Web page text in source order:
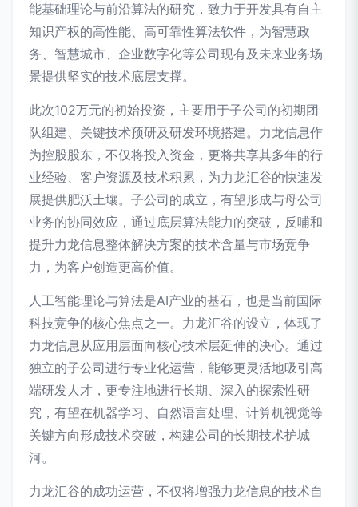
能基础理论与前沿算法的研究，致力于开发具有自主
知识产权的高性能、高可靠性算法软件，为智慧政
务、智慧城市、企业数字化等公司现有及未来业务场
景提供坚实的技术底层支撑。
此次102万元的初始投资，主要用于子公司的初期团
队组建、关键技术预研及研发环境搭建。力龙信息作
为控股股东，不仅将投入资金，更将共享其多年的行
业经验、客户资源及技术积累，为力龙汇谷的快速发
展提供肥沃土壤。子公司的成立，有望形成与母公司
业务的协同效应，通过底层算法能力的突破，反哺和
提升力龙信息整体解决方案的技术含量与市场竞争
力，为客户创造更高价值。
人工智能理论与算法是AI产业的基石，也是当前国际
科技竞争的核心焦点之一。力龙汇谷的设立，体现了
力龙信息从应用层面向核心技术层延伸的决心。通过
独立的子公司进行专业化运营，能够更灵活地吸引高
端研发人才，更专注地进行长期、深入的探索性研
究，有望在机器学习、自然语言处理、计算机视觉等
关键方向形成技术突破，构建公司的长期技术护城
河。
力龙汇谷的成功运营，不仅将增强力龙信息的技术自